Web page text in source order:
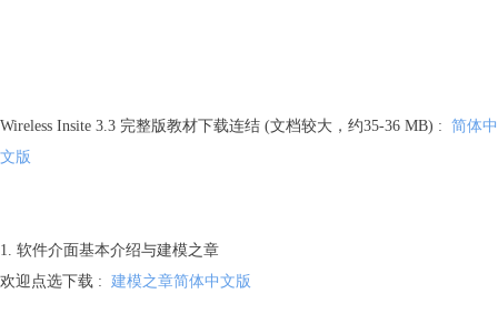
Wireless Insite 3.3 完整版教材下载连结 (文档较大，约35-36 MB) : 简体中
文版
1. 软件介面基本介绍与建模之章
欢迎点选下载 : 建模之章简体中文版